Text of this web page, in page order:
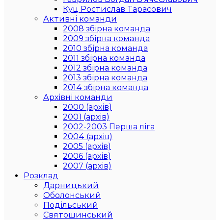
Куц Ростислав Тарасович
Активні команди
2008 збірна команда
2009 збірна команда
2010 збірна команда
2011 збірна команда
2012 збірна команда
2013 збірна команда
2014 збірна команда
Архівні команди
2000 (архів)
2001 (архів)
2002-2003 Перша ліга
2004 (архів)
2005 (архів)
2006 (архів)
2007 (архів)
Розклад
Дарницький
Оболонський
Подільський
Святошинський